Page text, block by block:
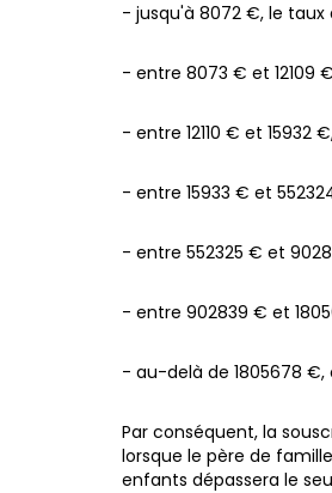
- jusqu'à 8072 €, le taux
- entre 8073 € et 12109
- entre 12110 € et 15932
- entre 15933 € et
- entre 552325 € et
- entre 902839 € et
- au-delà de 1805678 €,
Par conséquent, la
lorsque le père de
enfants dépassera le